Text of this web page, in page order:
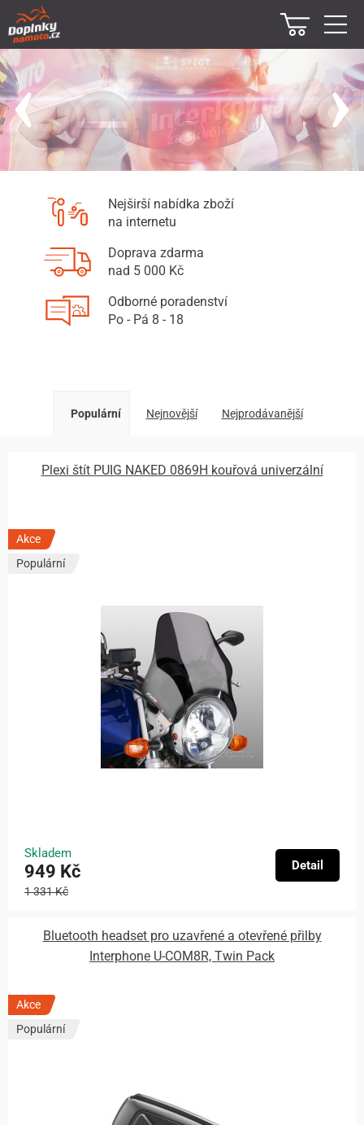
Nejširší nabídka zboží
na internetu
Doprava zdarma
nad 5 000 Kč
Odborné poradenství
Po - Pá 8 - 18
Populární Nejnovější Nejprodávanější
Plexi štít PUIG NAKED 0869H kouřová univerzální
Akce
Populární
Skladem
949 Kč
1 331 Kč
Detail
Bluetooth headset pro uzavřené a otevřené přilby
Interphone U-COM8R, Twin Pack
Akce
Populární